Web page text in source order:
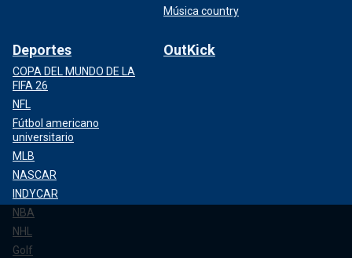
Música country
Deportes
COPA DEL MUNDO DE LA
FIFA 26
NFL
Fútbol americano
universitario
MLB
NASCAR
INDYCAR
NBA
NHL
Golf
OutKick